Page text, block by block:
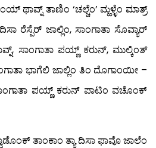
ಥಾವ್ನ್ ತಾಣಿಂ ‘ಚಲ್ಚೆಂ’ ಮ್ಹಳ್ಳೆಂ ಮಾತ್ರ್
ರೆಸ್ಪೆರ್ ಜಾಲ್ಲಿಂ, ಸಾಂಗಾತಾ ಸೊವ್ಯಾರ್
ಸಾಂಗಾತಾ ಪಯ್ಣ್ ಕರುನ್, ಮುಲ್ಕಿಂತ್
ಭಾಗೆಲಿ ಜಾಲ್ಲಿಂ ತಿಂ ದೊಗಾಂಯೀ –
ಪಯ್ಣ್ ಕರುನ್ ಪಾಟಿಂ ವಚೊಂಕ್
ತಾಂಕಾಂ ತ್ಯಾ ದಿಸಾ ಫಾವೊ ಜಾಲೆಂ